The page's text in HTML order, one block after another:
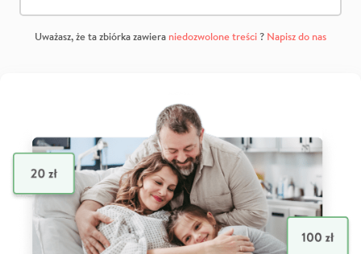
Uważasz, że ta zbiórka zawiera niedozwolone treści? Napisz do nas